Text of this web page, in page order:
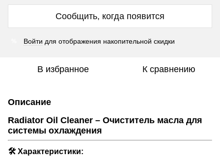
Сообщить, когда появится
Войти для отображения накопительной скидки
В избранное К сравнению
Описание
Radiator Oil Cleaner – Очиститель масла для
системы охлаждения
🛠 Характеристики: